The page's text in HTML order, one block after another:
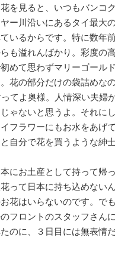
を見ると、いつもバンコ
ー川沿いにあるタイ最大
いるからです。特に数年
も溢れんばかり。彩度の
めて思わずマリーゴール
花の部分だけの袋詰めな
てよ奥様。人情深い夫婦
ゃないと思うよ。それに
フラワーにもお水をあげ
自分で花を買うような紳
にお土産として持って帰
って日本に持ち込めない
花はいらないのです。で
フロントのスタッフさん
のに、３日目には無表情